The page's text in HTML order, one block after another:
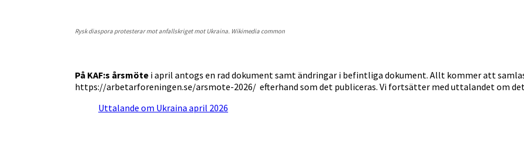
Rysk diaspora protesterar mot anfallskriget mot Ukraina. Wikimedia common
På KAF:s årsmöte i april antogs en rad dokument samt ändringar i befintliga dokument. Allt kommer att
https://arbetarforeningen.se/arsmote-2026/ efterhand som det publiceras. Vi fortsätter med uttalandet om
Uttalande om Ukraina april 2026